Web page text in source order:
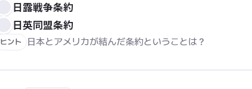
日露戦争条約
日英同盟条約
ヒント 日本とアメリカが結んだ条約ということは？